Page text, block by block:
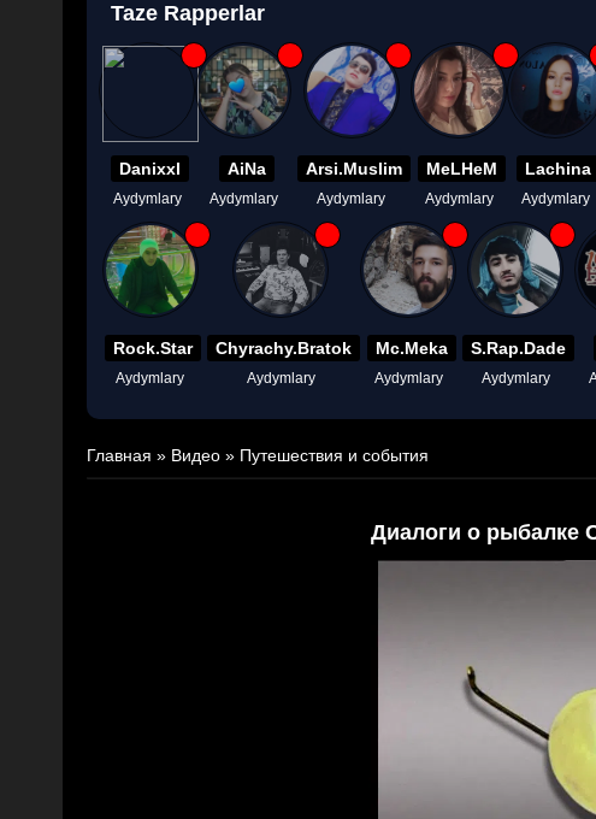
Taze Rapperlar
Danixxl
Aydymlary
AiNa
Aydymlary
Arsi.Muslim
Aydymlary
MeLHeM
Aydymlary
Lachina
Aydymlary
Rock.Star
Aydymlary
Chyrachy.Bratok
Aydymlary
Mc.Meka
Aydymlary
S.Rap.Dade
Aydymlary
Главная » Видео » Путешествия и события
Диалоги о рыбалке